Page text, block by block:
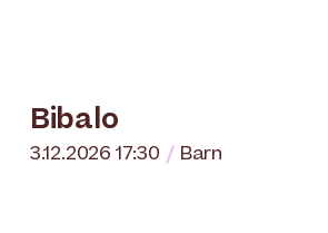
Bibalo
3.12.2026 17:30 Barn